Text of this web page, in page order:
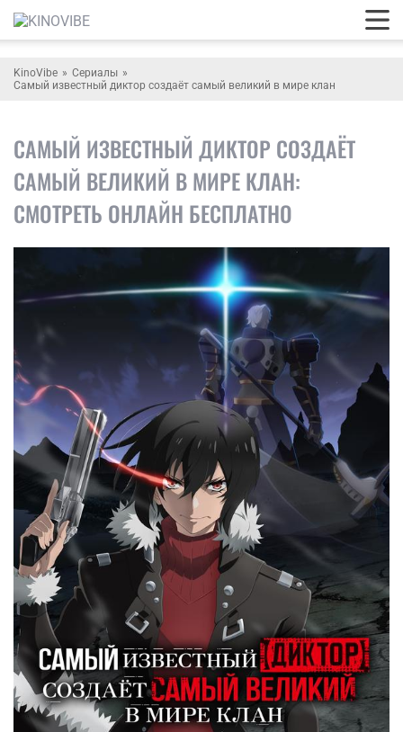
KinoVibe
Сериалы
Самый известный диктор создаёт самый великий в мире клан
САМЫЙ ИЗВЕСТНЫЙ ДИКТОР СОЗДАЁТ
САМЫЙ ВЕЛИКИЙ В МИРЕ КЛАН:
СМОТРЕТЬ ОНЛАЙН БЕСПЛАТНО